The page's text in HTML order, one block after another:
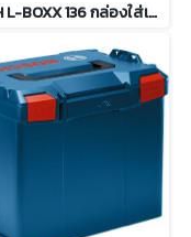
BOSCH L-BOXX 136 กล่องใส่เครื่องมือ